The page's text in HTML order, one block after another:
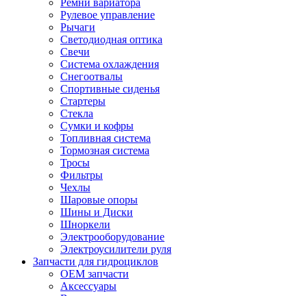
Рулевое управление
Рычаги
Светодиодная оптика
Свечи
Система охлаждения
Снегоотвалы
Спортивные сиденья
Стартеры
Стекла
Сумки и кофры
Топливная система
Тормозная система
Тросы
Фильтры
Чехлы
Шаровые опоры
Шины и Диски
Шноркели
Электрооборудование
Электроусилители руля
Запчасти для гидроциклов
OEM запчасти
Аксессуары